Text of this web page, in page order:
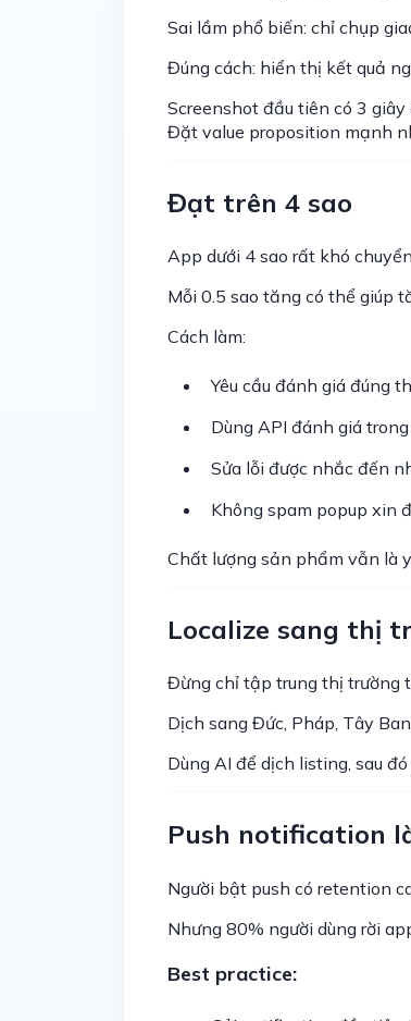
Sai lầm phổ biến: chỉ chụp
Đúng cách: hiển thị kết quả
Screenshot đầu tiên có 3
Đặt value proposition mạnh
Đạt trên 4 sao
App dưới 4 sao rất khó
Mỗi 0.5 sao tăng có thể giúp
Cách làm:
Yêu cầu đánh giá đúng
Dùng API đánh giá
Sửa lỗi được nhắc đến
Không spam popup xin
Chất lượng sản phẩm vẫn là
Localize sang thị
Đừng chỉ tập trung thị trường
Dịch sang Đức, Pháp, Tây
Dùng AI để dịch listing, sau
Push notification
Người bật push có retention
Nhưng 80% người dùng rời
Best practice: